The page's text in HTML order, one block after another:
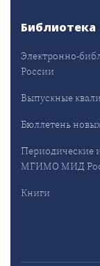
Библиотека
Электронно-
России
Выпускные
Бюллетень
Периодические
МГИМО МИД
Книги